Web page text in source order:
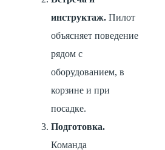
инструктаж. Пилот
объясняет поведение
рядом с
оборудованием, в
корзине и при
посадке.
Подготовка.
Команда